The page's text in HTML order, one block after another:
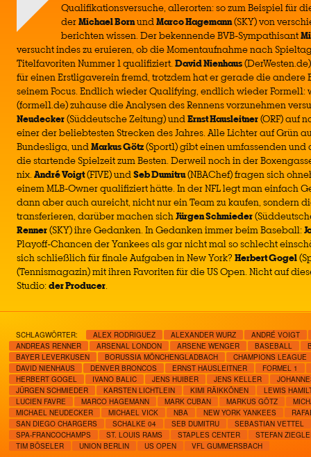
Qualifikationsversuche, allerorten: so zum Beispiel für
derMichael BornundMarco Hagemann(SKY) von
berichten wissen. Der bekennende BVB-Sympathisant
versucht indes zu eruieren, ob die Momentaufnahme nach
Titelfavoriten Nummer 1 qualifiziert.David Nienhaus
für einen Erstligaverein fremd, trotzdem hat er gerade die andere
seinem Focus. Endlich wieder Qualifying, endlich wieder
(formel1.de) zuhause die Analysen des Rennens vorzunehmen
Neudecker(Süddeutsche Zeitung) undErnst Hausleitner(ORF) auf
einer der beliebtesten Strecken des Jahres. Alle Lichter auf Grün
Bundesliga, undMarkus Götz(Sport1) gibt einen umfassenden
die startende Spielzeit zum Besten. Derweil noch in der
nix.André Voigt(FIVE) undSeb Dumitru(NBAChef) fragen sich
einem MLB-Owner qualifiziert hätte. In der NFL legt man einfach
dann aber auch aureicht, nicht nur ein Team zu kaufen, sondern
transferieren, darüber machen sichJürgen Schmieder
Renner(SKY) ihre Gedanken. In Gedanken immer beim Baseball:
Playoff-Chancen der Yankees als gar nicht mal so schlecht
sich schließlich für finale Aufgaben in New York? Herbert Gogel
(Tennismagazin) mit ihren Favoriten für die US Open. Nicht auf
Studio:der Producer.
SCHLAGWÖRTER: ALEX RODRIGUEZ ALEXANDER WURZ
ANDRÉ VOIGT
ANDREAS RENNER
ARSENAL LONDON ARSENE WENGER BASEBALL
BAYER LEVERKUSEN
BORUSSIA MÖNCHENGLADBACH
CHAMPIONS LEAGUE
DAVID NIENHAUS
DENVER BRONCOS ERNST HAUSLEITNER
FORMEL 1
HERBERT GOGEL
IVANO BALIC JENS HUIBER JENS KELLER
JÜRGEN SCHMIEDER
KARSTEN LICHTLEIN KIMI RÄIKKÖNEN
LEWIS
LUCIEN FAVRE
MARCO HAGEMANN MARK CUBAN MARKUS GÖTZ
MICHAEL NEUDECKER
MICHAEL VICK NBA NEW YORK YANKEES
SAN DIEGO CHARGERS
SCHALKE 04 SEB DUMITRU
SEBASTIAN VETTEL
SPA-FRANCOCHAMPS
ST. LOUIS RAMS STAPLES CENTER
STEFAN
TIM BÖSELER
UNION BERLIN US OPEN VFL GUMMERSBACH